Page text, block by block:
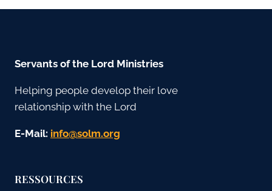
Servants of the Lord Ministries
Helping people develop their love
relationship with the Lord
E-Mail: gro.mlos@ofni
RESSOURCES